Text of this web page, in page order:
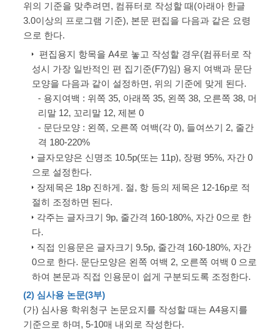
위의 기준을 맞추려면, 컴퓨터로 작성할 때(아래아 한글
3.0이상의 프로그램 기준), 본문 편집을 다음과 같은 요령
으로 한다.
편집용지 항목을 A4로 놓고 작성할 경우(컴퓨터로 작
성시 가장 일반적인 편 집기준(F7)임) 용지 여백과 문단
모양을 다음과 같이 설정하면, 위의 기준에 맞게 된다.
- 용지여백 : 위쪽 35, 아래쪽 35, 왼쪽 38, 오른쪽 38, 머
리말 12, 꼬리말 12, 제본 0
- 문단모양 : 왼쪽, 오른쪽 여백(각 0), 들여쓰기 2, 줄간
격 180-220%
글자모양은 신명조 10.5p(또는 11p), 장평 95%, 자간 0
으로 설정한다.
장제목은 18p 진하게. 절, 항 등의 제목은 12-16p로 적
절히 조정하면 된다.
각주는 글자크기 9p, 줄간격 160-180%, 자간 0으로 한
다.
직접 인용문은 글자크기 9.5p, 줄간격 160-180%, 자간
0으로 한다. 문단모양은 왼쪽 여백 2, 오른쪽 여백 0 으로
하여 본문과 직접 인용문이 쉽게 구분되도록 조정한다.
(2) 심사용 논문(3부)
(가) 심사용 학위청구 논문요지를 작성할 때는 A4용지를
기준으로 하며, 5-10매 내외로 작성한다.